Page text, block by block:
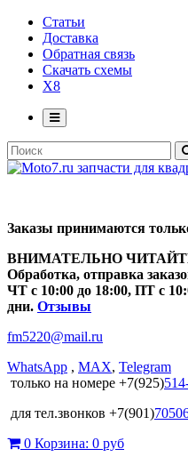
Статьи
Доставка
Обратная связь
Скачать схемы
X8
Заказы принимаются
ВНИМАТЕЛЬНО
Обработка, отправка
ЧТ с 10:00 до 18:00, ПТ с
дни. Отзывы
fm5220@mail.ru
WhatsApp , MAX, Telegram
только на номере +7(925)
для тел.звонков +7(901)
0 Корзина: 0 руб